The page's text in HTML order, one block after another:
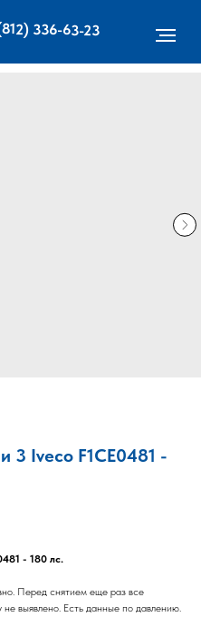
336-63-23
3 Iveco F1CE0481 -
- 180 лс.
Перед снятием еще раз все
не выявлено. Есть данные по давлению.